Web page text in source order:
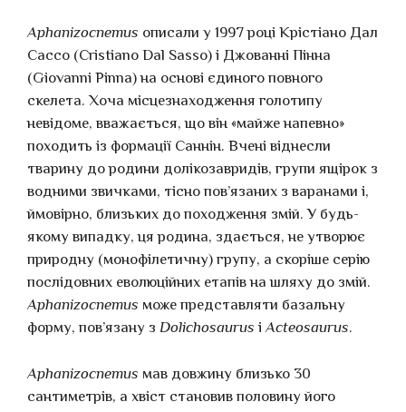
Aphanizocnemus описали у 1997 році Крістіано Дал
Сассо (Cristiano Dal Sasso) і Джованні Пінна
(Giovanni Pinna) на основі єдиного повного
скелета. Хоча місцезнаходження голотипу
невідоме, вважається, що він «майже напевно»
походить із формації Саннін. Вчені віднесли
тварину до родини долікозавридів, групи ящірок з
водними звичками, тісно пов’язаних з варанами і,
ймовірно, близьких до походження змій. У будь-
якому випадку, ця родина, здається, не утворює
природну (монофілетичну) групу, а скоріше серію
послідовних еволюційних етапів на шляху до змій.
Aphanizocnemus може представляти базальну
форму, пов’язану з Dolichosaurus іActeosaurus.
Aphanizocnemus мав довжину близько 30
сантиметрів, а хвіст становив половину його